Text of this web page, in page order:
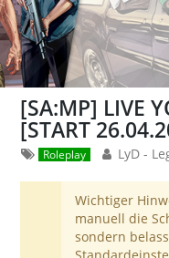
[SA:MP] LIVE
[START
Roleplay LyD -
Wichtiger
manuell die
sondern